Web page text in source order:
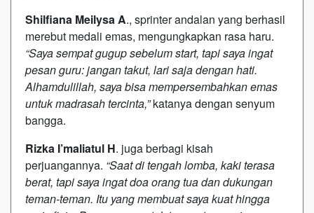
Shilfiana Meilysa A., sprinter andalan yang berhasil
merebut medali emas, mengungkapkan rasa haru.
“Saya sempat gugup sebelum start, tapi saya ingat
pesan guru: jangan takut, lari saja dengan hati.
Alhamdulillah, saya bisa mempersembahkan emas
untuk madrasah tercinta,”katanya dengan senyum
bangga.
Rizka I’maliatul H. juga berbagi kisah
perjuangannya. “Saat di tengah lomba, kaki terasa
berat, tapi saya ingat doa orang tua dan dukungan
teman-teman. Itu yang membuat saya kuat hingga